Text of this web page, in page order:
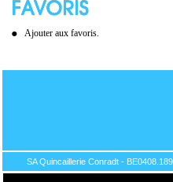
Ajouter aux favoris.
SA Quincaillerie Conradt -